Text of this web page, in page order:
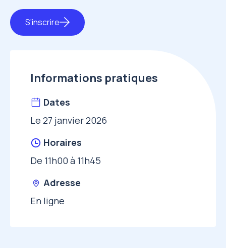
S'inscrire
Informations pratiques
Dates
Le 27 janvier 2026
Horaires
De 11h00 à 11h45
Adresse
En ligne